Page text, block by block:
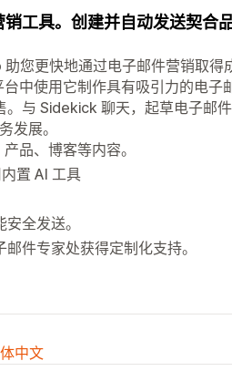
工具。创建并自动发送契合
您更快地通过电子邮件营销取得
中使用它制作具有吸引力的电子
与 Sidekick 聊天，起草电子邮
发展。
品、博客等内容。
置 AI 工具
全发送。
件专家处获得定制化支持。
中文